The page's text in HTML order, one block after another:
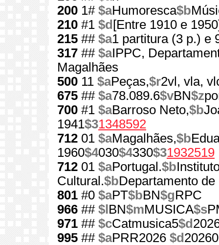
200 1# $aHumoresca$b
210 #1 $d [Entre 1910 e
215 ## $a1 partitura (3 p.) e
317 ## $aIPPC,
Magalhães
500 11 $aPeças,$r2vl, vla,
675 ## $a78.089.6$vBN$z
700 #1 $aBarroso Neto,$b
1941$31348592
712 01 $aMagalhães,$b
1960$4030$4330$31932519
712 01 $aPortugal.$b
Cultural.$bDepartamento
801 #0 $aPT$bBN$gRPC
966 ## $l BN$mMUSICA$s
971 ## $cCatmusica5$d
995 ## $aPRR2026 $d